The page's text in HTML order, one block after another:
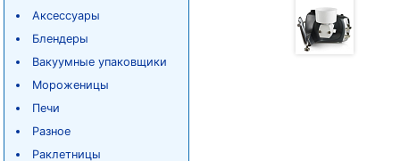
Аксессуары
Блендеры
Вакуумные упаковщики
Мороженицы
Печи
Разное
Раклетницы